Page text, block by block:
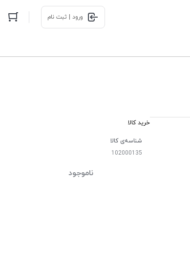
ورود | ثبت نام
خرید کالا
شناسه‌ی کالا
102000135
ناموجود